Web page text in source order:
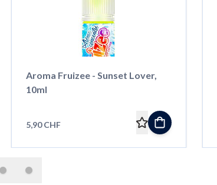
Aroma Fruizee - Sunset Lover,
10ml
5,90 CHF